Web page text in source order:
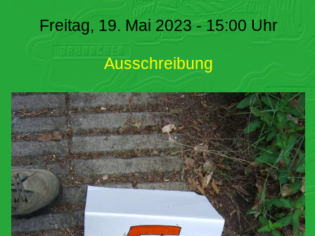
Freitag, 19. Mai 2023 - 15:00 Uhr
Ausschreibung